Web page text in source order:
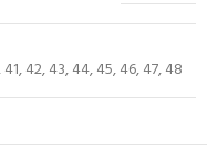
41,42,43,44,45,46,47,48